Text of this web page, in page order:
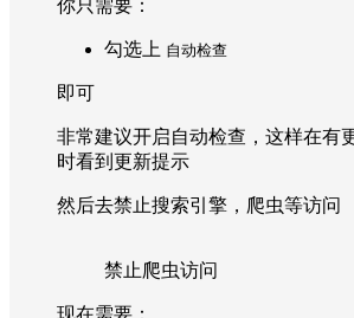
你只需要：
勾选上 自动检查
即可
非常建议开启自动检查，这样在有
时看到更新提示
然后去禁止搜索引擎，爬虫等访问
禁止爬虫访问
现在需要：